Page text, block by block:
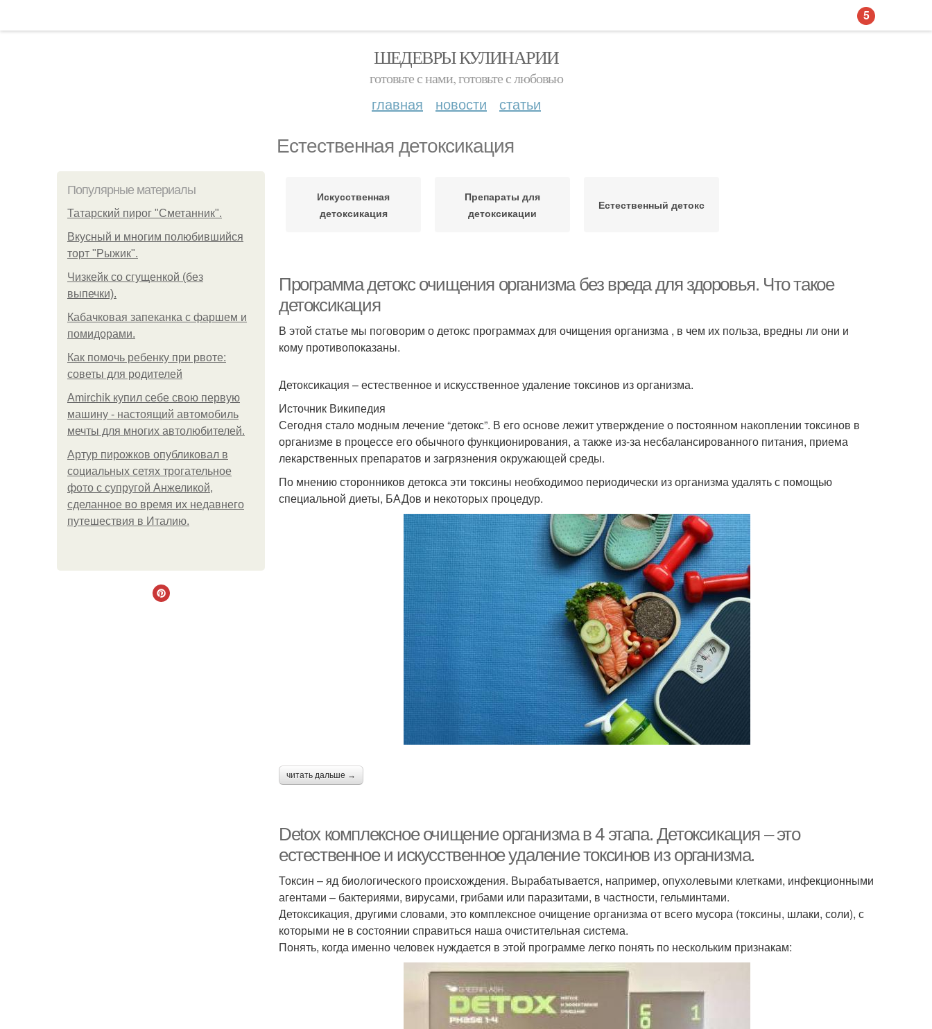
ШЕДЕВРЫ КУЛИНАРИИ
готовьте с нами, готовьте с любовью
главная новости статьи
Естественная детоксикация
Популярные материалы
Татарский пирог "Сметанник".
Вкусный и многим полюбившийся
торт "Рыжик".
Чизкейк со сгущенкой (без
выпечки).
Кабачковая запеканка с фаршем и
помидорами.
Как помочь ребенку при рвоте:
советы для родителей
Amirchik купил себе свою первую
машину - настоящий автомобиль
мечты для многих автолюбителей.
Артур пирожков опубликовал в
социальных сетях трогательное
фото с супругой Анжеликой,
сделанное во время их недавнего
путешествия в Италию.
Искусственная
детоксикация
Препараты для
детоксикации
Естественный детокс
Программа детокс очищения организма без вреда для здоровья. Что такое
детоксикация
В этой статье мы поговорим о детокс программах для очищения организма , в чем их польза, вредны ли они и
кому противопоказаны.
Детоксикация – естественное и искусственное удаление токсинов из организма.
Источник Википедия
Сегодня стало модным лечение “детокс”. В его основе лежит утверждение о постоянном накоплении токсинов в
организме в процессе его обычного функционирования, а также из-за несбалансированного питания, приема
лекарственных препаратов и загрязнения окружающей среды.
По мнению сторонников детокса эти токсины необходимоо периодически из организма удалять с помощью
специальной диеты, БАДов и некоторых процедур.
читать дальше →
Detox комплексное очищение организма в 4 этапа. Детоксикация – это
естественное и искусственное удаление токсинов из организма.
Токсин – яд биологического происхождения. Вырабатывается, например, опухолевыми клетками, инфекционными
агентами – бактериями, вирусами, грибами или паразитами, в частности, гельминтами.
Детоксикация, другими словами, это комплексное очищение организма от всего мусора (токсины, шлаки, соли), с
которыми не в состоянии справиться наша очистительная система.
Понять, когда именно человек нуждается в этой программе легко понять по нескольким признакам:
5